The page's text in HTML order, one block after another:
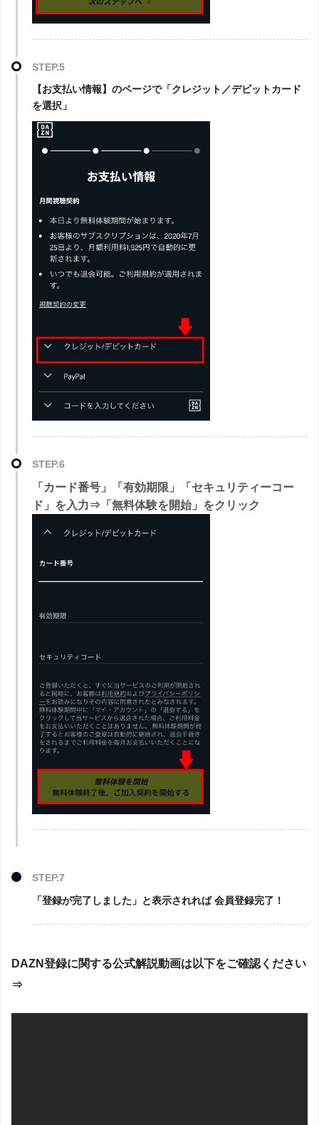
STEP.5
【お支払い情報】のページで「クレジット／デビットカード
を選択」
STEP.6
「カード番号」「有効期限」「セキュリティーコー
ド」を入力⇒「無料体験を開始」をクリック
STEP.7
「登録が完了しました」と表示されれば 会員登録完了！
DAZN登録に関する公式解説動画は以下をご確認ください
⇒